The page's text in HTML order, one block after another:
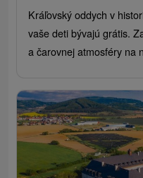
Kráľovský oddych v
vaše deti bývajú grátis.
a čarovnej atmosféry na